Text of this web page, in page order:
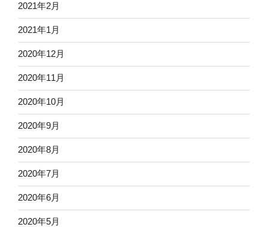
2021年2月
2021年1月
2020年12月
2020年11月
2020年10月
2020年9月
2020年8月
2020年7月
2020年6月
2020年5月